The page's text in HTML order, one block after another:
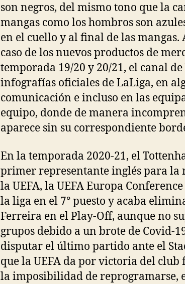
son negros, del mismo tono que la
mangas como los hombros son
en el cuello y al final de las mangas.
caso de los nuevos productos de
temporada 19/20 y 20/21, el canal
infografías oficiales de LaLiga, en
comunicación e incluso en las
equipo, donde de manera
aparece sin su correspondiente
En la temporada 2020-21, el
primer representante inglés para la
la UEFA, la UEFA Europa
la liga en el 7° puesto y acaba
Ferreira en el Play-Off, aunque no
grupos debido a un brote de Covid-
disputar el último partido ante el
que la UEFA da por victoria del club
la imposibilidad de reprogramarse,